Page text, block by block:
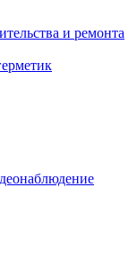
и ремонта